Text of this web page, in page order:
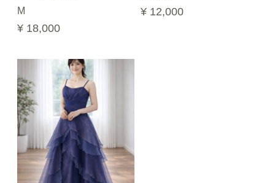
M
¥ 18,000
¥ 12,000